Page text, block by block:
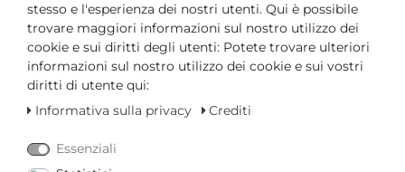
329,00 € *
Zeppelin 100 Jahre 76901
Cronografo uomo
stesso e l'esperienza dei nostri utenti. Qui è possibile
trovare maggiori informazioni sul nostro utilizzo dei
cookie e sui diritti degli utenti: Potete trovare ulteriori
informazioni sul nostro utilizzo dei cookie e sui vostri
diritti di utente qui:
Informativa sulla privacy
Crediti
Essenziali